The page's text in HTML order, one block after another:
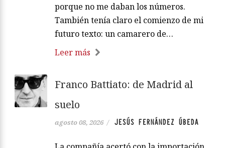
porque no me daban los números.
También tenía claro el comienzo de mi
futuro texto: un camarero de…
Leer más
Franco Battiato: de Madrid al
suelo
agosto 08, 2026 / JESÚS FERNÁNDEZ ÚBEDA